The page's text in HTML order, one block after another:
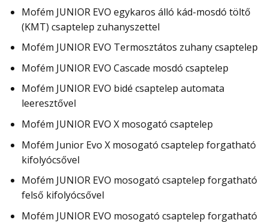
Mofém JUNIOR EVO egykaros álló kád-mosdó töltő
(KMT) csaptelep zuhanyszettel
Mofém JUNIOR EVO Termosztátos zuhany csaptelep
Mofém JUNIOR EVO Cascade mosdó csaptelep
Mofém JUNIOR EVO bidé csaptelep automata
leeresztővel
Mofém JUNIOR EVO X mosogató csaptelep
Mofém Junior Evo X mosogató csaptelep forgatható
kifolyócsővel
Mofém JUNIOR EVO mosogató csaptelep forgatható
felső kifolyócsővel
Mofém JUNIOR EVO mosogató csaptelep forgatható